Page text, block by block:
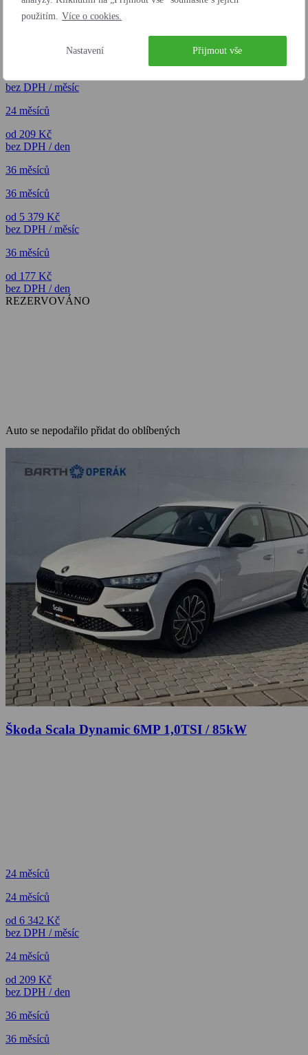
použitím. Více o cookies.
Nastavení Přijmout vše
bez DPH / měsíc
24 měsíců
od 209 Kč
bez DPH / den
36 měsíců
36 měsíců
od 5 379 Kč
bez DPH / měsíc
36 měsíců
od 177 Kč
bez DPH / den
REZERVOVÁNO
Auto se nepodařilo přidat do oblíbených
Škoda Scala Dynamic 6MP 1,0TSI / 85kW
24 měsíců
24 měsíců
od 6 342 Kč
bez DPH / měsíc
24 měsíců
od 209 Kč
bez DPH / den
36 měsíců
36 měsíců